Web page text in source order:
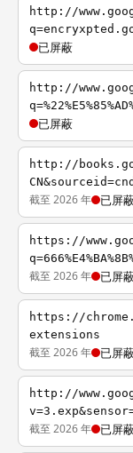
http://
已屏蔽
http://
已屏蔽
http://
截至 2026 年 已屏
https://
截至 2026 年 已屏
https://
extensions
截至 2026 年 已屏
http://
截至 2026 年 已屏